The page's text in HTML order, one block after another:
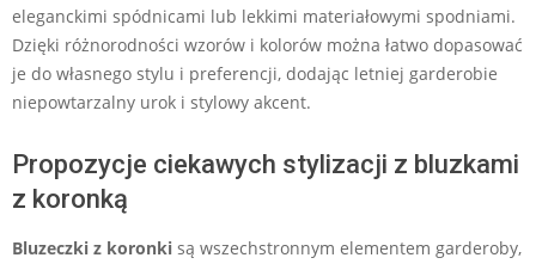
eleganckimi spódnicami lub lekkimi materiałowymi spodniami.
Dzięki różnorodności wzorów i kolorów można łatwo dopasować
je do własnego stylu i preferencji, dodając letniej garderobie
niepowtarzalny urok i stylowy akcent.
Propozycje ciekawych stylizacji z bluzkami
z koronką
Bluzeczki z koronki są wszechstronnym elementem garderoby,